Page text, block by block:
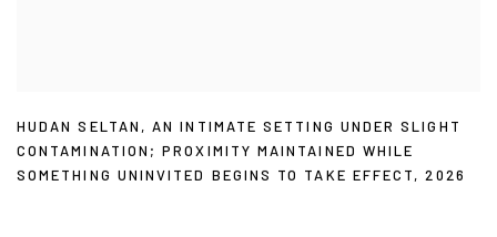
HUDAN SELTAN ,AN INTIMATE SETTING UNDER SLIGHT
CONTAMINATION; PROXIMITY MAINTAINED WHILE
SOMETHING UNINVITED BEGINS TO TAKE EFFECT,2026